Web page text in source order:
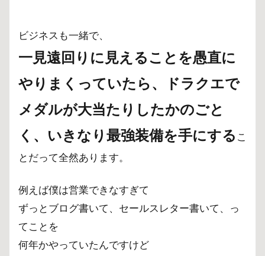
ビジネスも一緒で、
一見遠回りに見えることを愚直に
やりまくっていたら、
ドラクエで
メダルが大当たりしたかのごと
く、 いきなり最強装備を手にする こ
とだって全然あります。
例えば僕は営業できなすぎて
ずっとブログ書いて、セールスレター書いて、っ
てことを
何年かやっていたんですけど